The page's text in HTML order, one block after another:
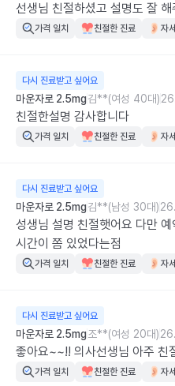
선생님 친절하셨고 설명도 잘 해
가격 일치 친절한 진료 자
다시 진료받고 싶어요
마운자로 2.5mg김**(여성 40대)
친절한설명 감사합니다
가격 일치 친절한 진료 자
다시 진료받고 싶어요
마운자로 2.5mg김**(남성 30대)
성생님 설명 친절햇어요 다만
시간이 쫌 있었다는점
가격 일치 친절한 진료 자
다시 진료받고 싶어요
마운자로 2.5mg조**(여성 20대)
좋아요~~!! 의사선생님 아주 친
가격 일치 친절한 진료 자